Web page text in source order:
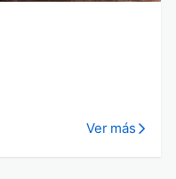
Ver más